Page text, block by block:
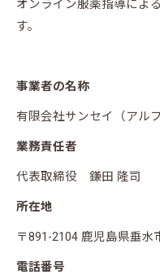
オンライン服薬指導によ
す。
事業者の名称
有限会社サンセイ（アル
業務責任者
代表取締役 鎌田 隆司
所在地
〒891-2104 鹿児島県垂水
電話番号